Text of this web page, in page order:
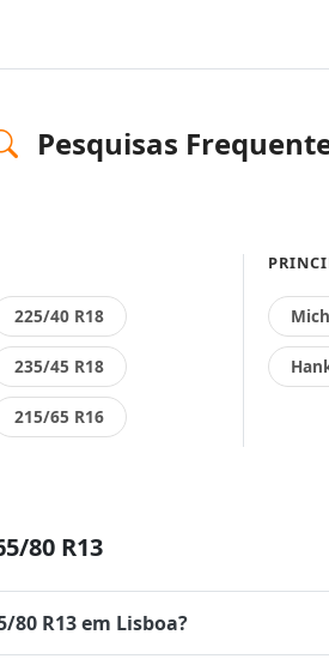
Pesquisas
225/40 R18
235/45 R18
215/65 R16
80 R13
80 R13 em Lisboa?